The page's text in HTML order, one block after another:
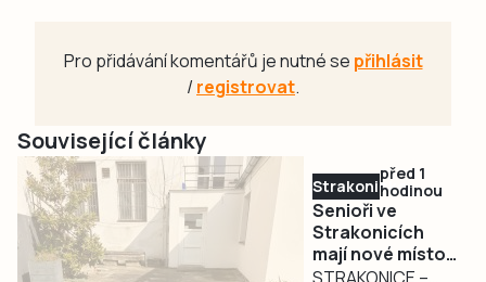
Pro přidávání komentářů je nutné se přihlásit
/registrovat.
Související články
Strakonicko
před 1
hodinou
Senioři ve
Strakonicích
mají nové místo
pro setkávání.